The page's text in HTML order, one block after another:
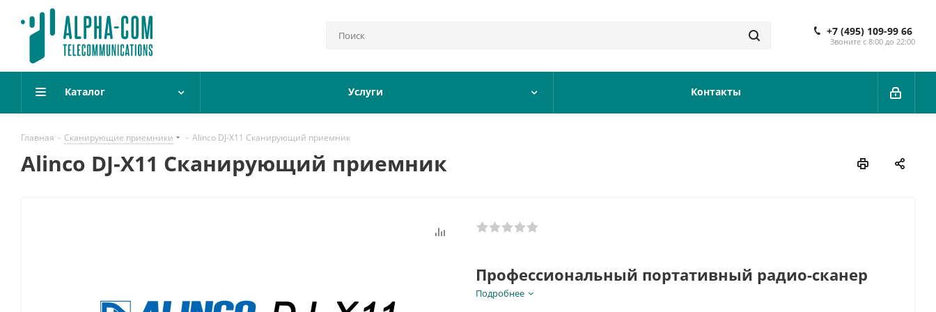
+7 (495) 109-99 66
Звоните с 8:00 до 22:00
Каталог Услуги Контакты
Главная - Сканирующие приемники - Alinco DJ-X11 Сканирующий приемник
Alinco DJ-X11 Сканирующий приемник
Профессиональный портативный радио-сканер
Подробнее